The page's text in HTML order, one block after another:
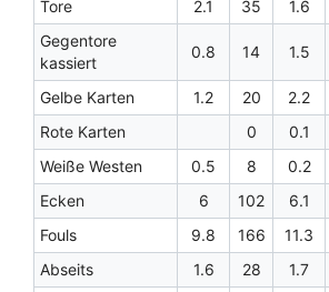
Tore 2.1 35 1.6
Gegentore
kassiert
0.8 14 1.5
Gelbe Karten 1.2 20 2.2
Rote Karten
0 0.1
Weiße Westen
0.5 8 0.2
Ecken
6 102 6.1
Fouls
9.8 166 11.3
Abseits
1.6 28 1.7